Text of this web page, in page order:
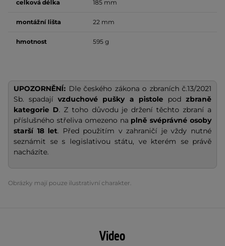
celková délka 185 mm
montážní lišta 22 mm
hmotnost 595 g
UPOZORNĚNÍ: Dle českého zákona o zbraních č.13/2021
Sb. spadajívzduchové pušky a pistolepodzbraně
kategorie D. Z toho důvodu je držení těchto zbraní a
příslušného střeliva omezeno na plně svéprávné osoby
starší 18 let. Před použitím v zahraničí je vždy nutné
seznámit se s legislativou státu, ve kterém se právě
nacházíte.
Obrázky mají pouze ilustrativní charakter.
Video